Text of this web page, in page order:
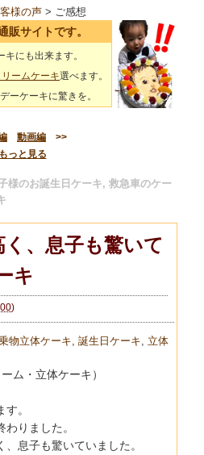
様の声 > ご感想
サイトです。
にも出来ます。
ームケーキ選べます。
ーケーキに驚きを。
動画編 >>
っと見る
様のお誕生日ケーキ, 救急車のケー
、息子も驚いて
キ
)
物立体ケーキ 誕生日ケーキ
立体
ム・立体ケーキ）
。
りました。
息子も驚いていました。